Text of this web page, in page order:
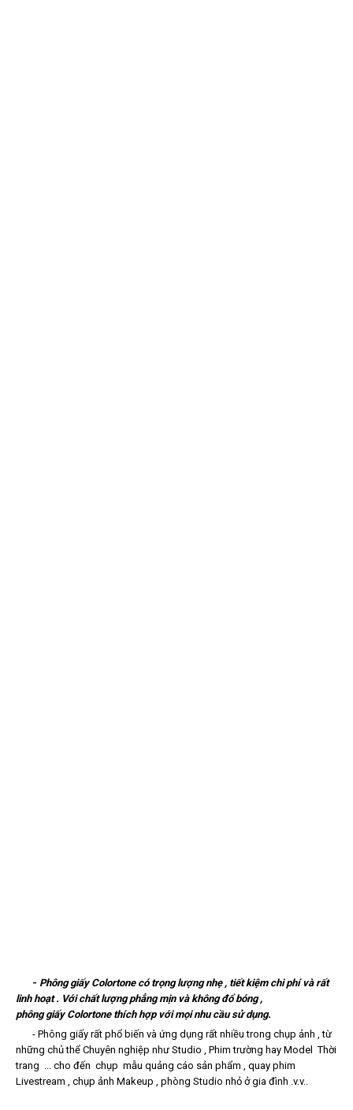
- Phông giấy Colortone có trọng lượng nhẹ , tiết kiệm chi phí và rất
linh hoạt . Với chất lượng phẳng mịn và không đổ bóng ,
phông giấy Colortone thích hợp với mọi nhu cầu sử dụng.
- Phông giấy rất phổ biến và ứng dụng rất nhiều trong chụp ảnh , từ
những chủ thể Chuyên nghiệp như Studio , Phim trường hay Model Thời
trang ... cho đến chụp mẫu quảng cáo sản phẩm , quay phim
Livestream , chụp ảnh Makeup , phòng Studio nhỏ ở gia đình .v.v..